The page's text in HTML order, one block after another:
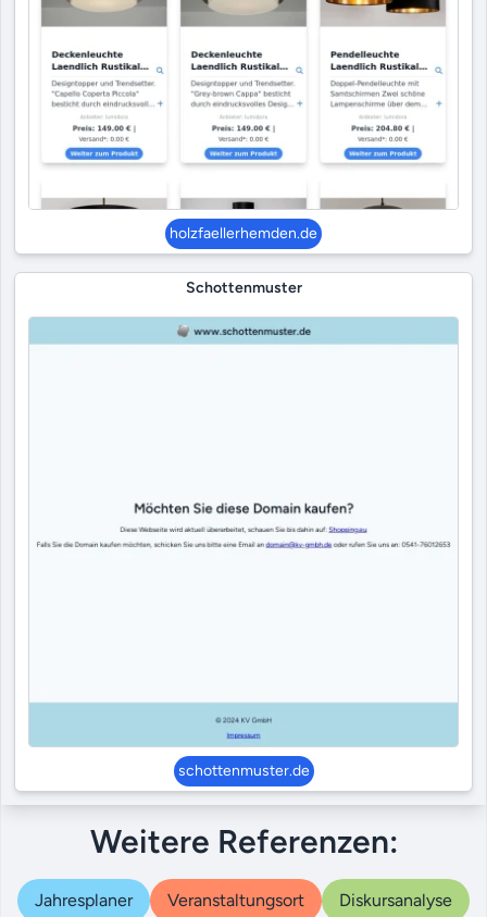
holzfaellerhemden.de
Schottenmuster
schottenmuster.de
Weitere Referenzen:
Jahresplaner Veranstaltungsort Diskursanalyse